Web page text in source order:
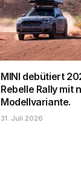
MINI debütiert
Rebelle Rally mit
Modellvariante.
31. Juli 2026